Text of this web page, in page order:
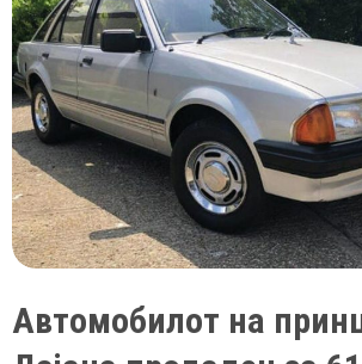
по
смртта
на
кралицата
Автомобилот на